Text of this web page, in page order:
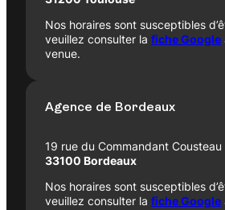
Nos horaires sont susceptibles
veuillez consulter la fiche Google
venue.
Agence de Bordeaux
19 rue du Commandant Cousteau
33100 Bordeaux
Nos horaires sont susceptibles
veuillez consulter la fiche Google